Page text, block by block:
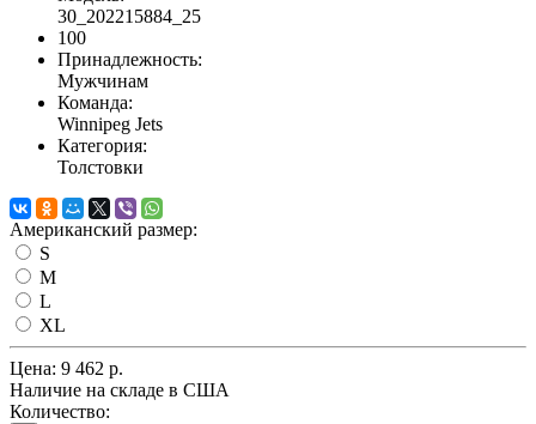
30_202215884_25
100
Принадлежность:
Мужчинам
Команда:
Winnipeg Jets
Категория:
Толстовки
Американский размер:
S
M
L
XL
Цена: 9 462 р.
Наличие на складе в США
Количество: